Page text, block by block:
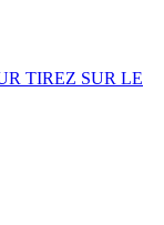
TIREZ SUR LE